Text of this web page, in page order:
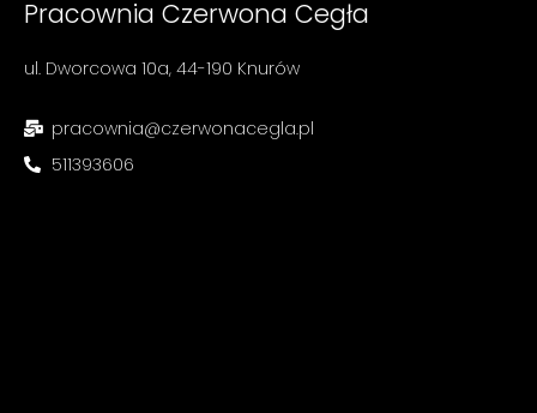
Pracownia Czerwona Cegła
ul. Dworcowa 10a, 44-190 Knurów
pracownia@czerwonacegla.pl
511393606